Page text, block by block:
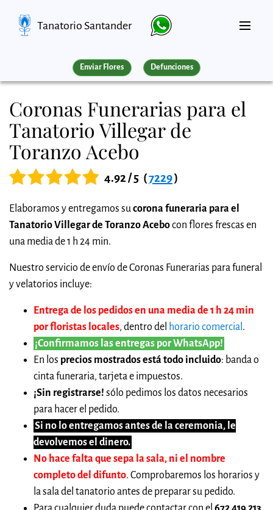
Tanatorio Santander
Enviar Flores Defunciones
Coronas Funerarias para el
Tanatorio Villegar de
Toranzo Acebo
4.92 / 5 (7229)
Elaboramos y entregamos sucorona funeraria para el
Tanatorio Villegar de Toranzo Acebocon flores frescas en
una media de 1 h 24 min.
Nuestro servicio de envío de Coronas Funerarias para funeral
y velatorios incluye:
Entrega de los pedidos en una media de 1 h 24 min
por floristas locales, dentro del horario comercial .
¡Confirmamos las entregas por WhatsApp!
En los precios mostrados está todo incluido: banda o
cinta funeraria, tarjeta e impuestos.
¡Sin registrarse! sólo pedimos los datos necesarios
para hacer el pedido.
Si no lo entregamos antes de la ceremonia, le
devolvemos el dinero.
No hace falta que sepa la sala, ni el nombre
completo del difunto. Comprobaremos los horarios y
la sala del tanatorio antes de preparar su pedido.